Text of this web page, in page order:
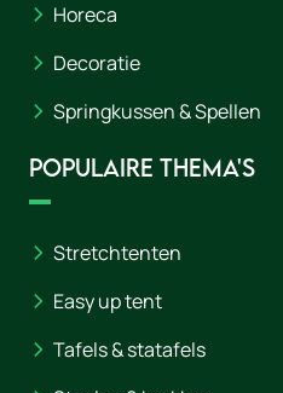
Horeca
Decoratie
Springkussen & Spellen
Populaire thema's
Stretchtenten
Easy up tent
Tafels & statafels